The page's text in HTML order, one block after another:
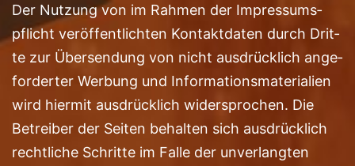
Der Nut­zung von im Rah­men der Impres­sums­
pflicht ver­öf­fent­lich­ten Kon­takt­da­ten durch Drit­
te zur Über­sen­dung von nicht aus­drück­lich ange­
for­der­ter Wer­bung und Infor­ma­ti­ons­ma­te­ria­li­en
wird hier­mit aus­drück­lich wider­spro­chen. Die
Betrei­ber der Sei­ten behal­ten sich aus­drück­lich
recht­li­che Schrit­te im Fal­le der unver­lang­ten